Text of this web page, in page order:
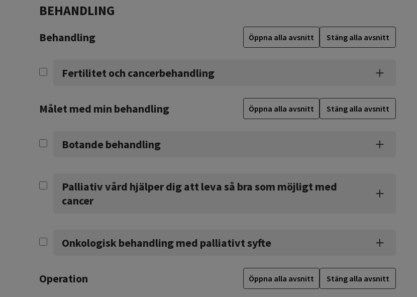
BEHANDLING
Behandling Öppna alla avsnitt Stäng alla avsnitt
Fertilitet och cancerbehandling
Målet med min behandling Öppna alla avsnitt Stäng alla avsnitt
Botande behandling
Palliativ vård hjälper dig att leva så bra som möjligt med
cancer
Onkologisk behandling med palliativt syfte
Operation Öppna alla avsnitt Stäng alla avsnitt